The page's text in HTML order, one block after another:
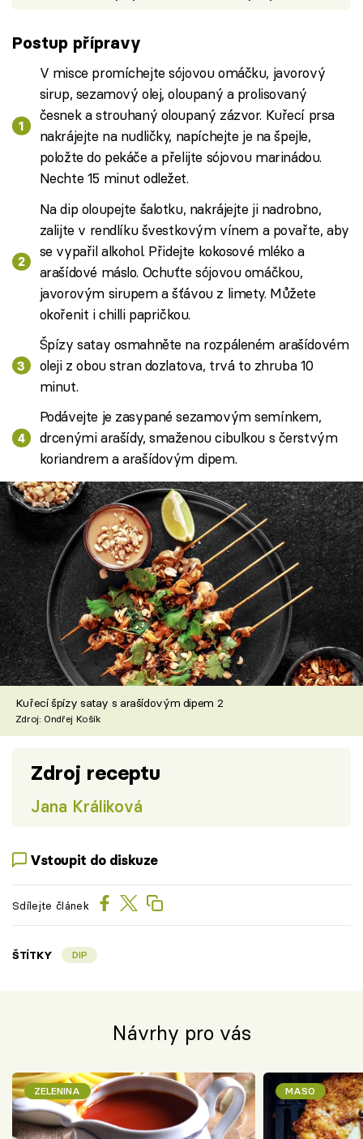
Postup přípravy
V misce promíchejte sójovou omáčku, javorový
sirup, sezamový olej, oloupaný a prolisovaný
česnek a strouhaný oloupaný zázvor. Kuřecí prsa
nakrájejte na nudličky, napíchejte je na špejle,
položte do pekáče a přelijte sójovou marinádou.
Nechte 15 minut odležet.
Na dip oloupejte šalotku, nakrájejte ji nadrobno,
zalijte v rendlíku švestkovým vínem a povařte, aby
se vypařil alkohol. Přidejte kokosové mléko a
arašídové máslo. Ochuťte sójovou omáčkou,
javorovým sirupem a šťávou z limety. Můžete
okořenit i chilli papričkou.
Špízy satay osmahněte na rozpáleném arašídovém
oleji z obou stran dozlatova, trvá to zhruba 10
minut.
Podávejte je zasypané sezamovým semínkem,
drcenými arašídy, smaženou cibulkou s čerstvým
koriandrem a arašídovým dipem.
Kuřecí špízy satay s arašídovým dipem 2
Zdroj: Ondřej Košík
Zdroj receptu
Jana Králiková
Vstoupit do diskuze
Sdílejte článek
ŠTÍTKY DIP
Návrhy pro vás
ZELENINA MASO